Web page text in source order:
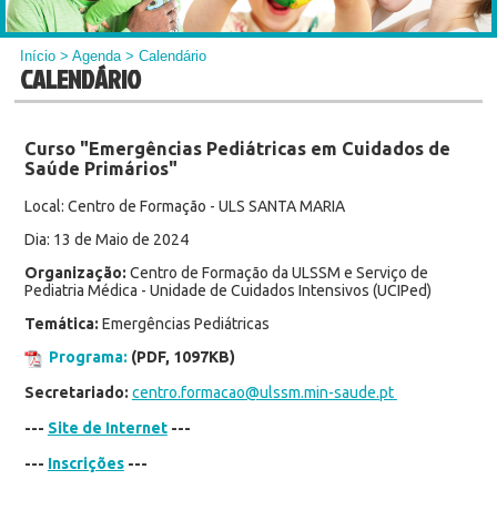
Início >Agenda> Calendário
CALENDÁRIO
Curso "Emergências Pediátricas em Cuidados de
Saúde Primários"
Local: Centro de Formação - ULS SANTA MARIA
Dia: 13 de Maio de 2024
Organização: Centro de Formação da ULSSM e Serviço de
Pediatria Médica - Unidade de Cuidados Intensivos (UCIPed)
Temática: Emergências Pediátricas
Programa: (PDF, 1097KB)
Secretariado: centro.formacao@ulssm.min-saude.pt
--- Site de Internet---
--- Inscrições---